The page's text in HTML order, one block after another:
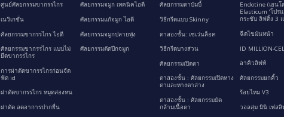
ศูนย์ศัลยกรรมขากรรไกร
เนวิเกชั่น
ศัลยกรรมขากรรไกร ไอดี
ศัลยกรรมขากรรไกร แบบไม่
ยึดขากรรไกร
การผ่าตัดขากรรไกรก่อนจัด
ฟัด id
ผ่าตัดขากรรไกร หมุดล่องหน
ผ่าตัด ลดอาการปากยื่น
ศัลยกรรมจมูก เทคนิคไอดี
ศัลยกรรมแก้จมูก ไอดี
ศัลยกรรมจมูกปลายพุ่ง
ศัลยกรรมตัดปีกจมูก
ศัลยกรรมตาบัมบี้
วิธีกรีดแบบ Skinny
ตาสองชั้น: เซเว่นล็อค
วิธีกรีดบางส่วน
ศัลยกรรมเปิดตา
ตาสองชั้น : ศัลยกรรมเปิดหาง
ตาและหางตาล่าง
ตาสองชั้น : ศัลยกรรมมัด
กล้ามเนื้อตา
Endotine (เอนโ
Elasticum ‘โปร
กระชับ ลิฟติ้ง 3 แ
ฉีดไขมันหน้า
ID MILLION-
อาคิวลิฟท์
ศัลยกรรมยกคิ้ว
ร้อยไหม V3
วอลลุ่ม มินิ เฟสลิ